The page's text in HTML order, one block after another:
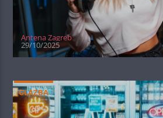
Antena Zagreb
29/10/2025
GLAZBA